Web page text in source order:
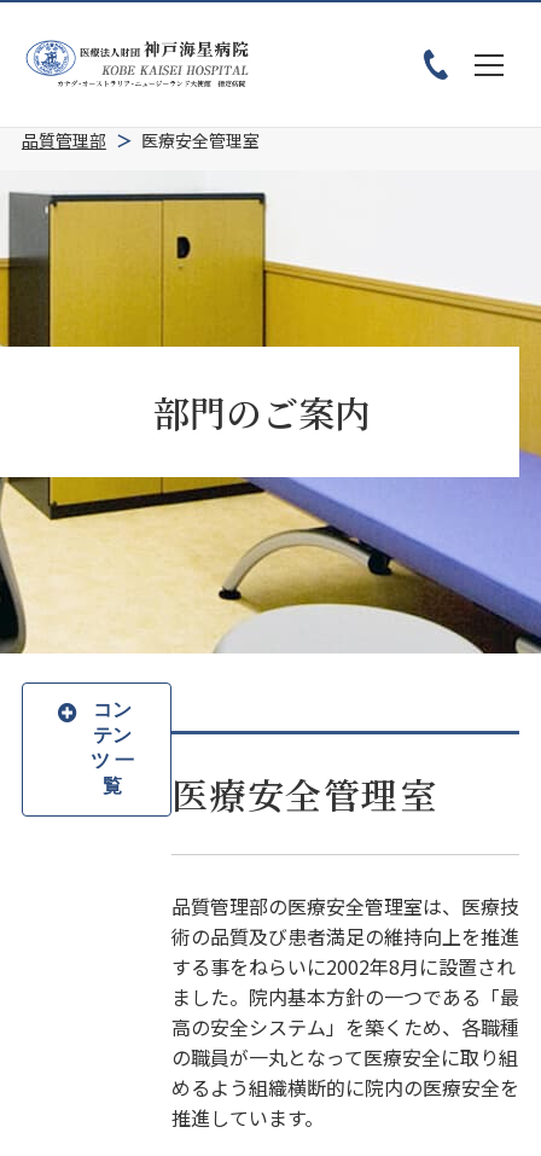
品質管理部
医療安全管理室
部門のご案内
医療安全管理室
品質管理部の医療安全管理室は、医療技
術の品質及び患者満足の維持向上を推進
する事をねらいに2002年8月に設置され
ました。院内基本方針の一つである「最
高の安全システム」を築くため、各職種
の職員が一丸となって医療安全に取り組
めるよう組織横断的に院内の医療安全を
推進しています。
コン
テン
ツ 一
覧